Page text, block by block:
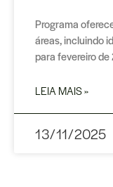
Programa
áreas, incluindo
para fevereiro
LEIA MAIS »
13/11/2025